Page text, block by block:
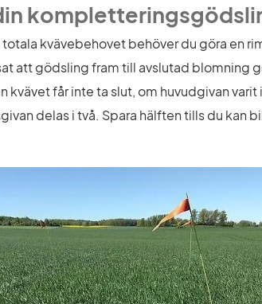
kvävebehovet behöver du göra en
att gödsling fram till avslutad
kvävet får inte ta slut, om huvudgivan
delas i två. Spara hälften tills du kan